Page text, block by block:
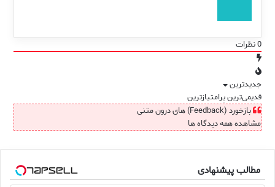
0نظرات
جدیدترین
قدیمی‌ترینپرامتیازترین
بازخورد (Feedback) های درون متنی
مشاهده همه دیدگاه ها
مطالب پیشنهادی